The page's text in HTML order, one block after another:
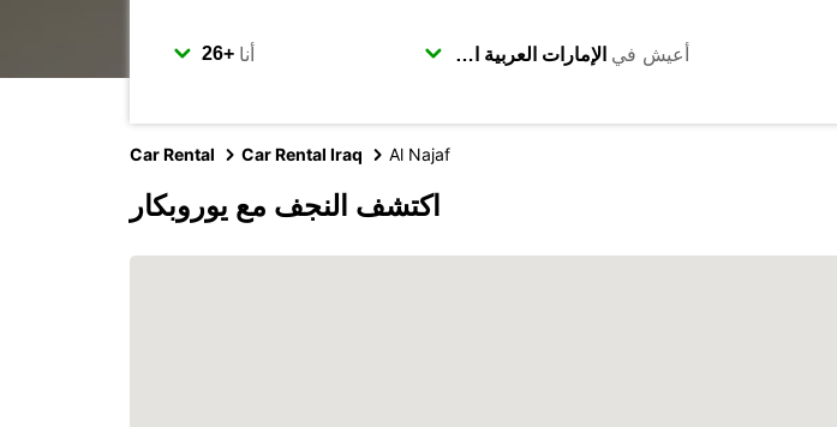
أنا أعيش في
Car Rental Car Rental Iraq Al Najaf
اكتشف النجف مع يوروبكار